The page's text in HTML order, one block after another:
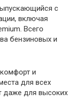
с
включая
Всего
бензиновых и
и
для всех
даже для высоких